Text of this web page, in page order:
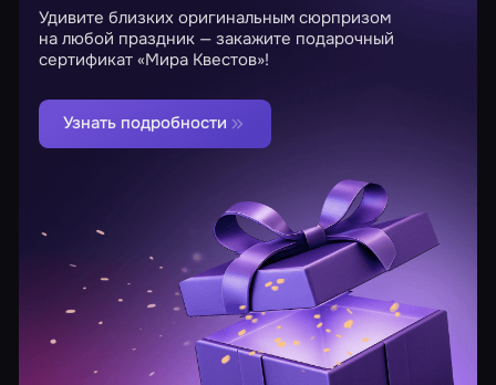
Удивите близких оригинальным сюрпризом
на любой праздник — закажите подарочный
сертификат «Мира Квестов»!
Узнать подробности